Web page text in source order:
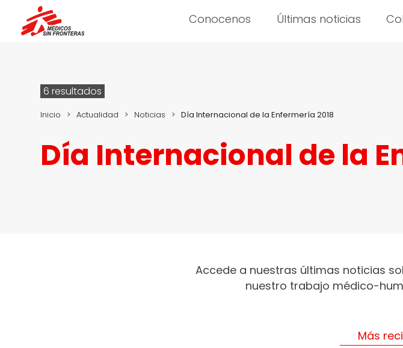
Conocenos Últimas noticias
6 resultados
Inicio > Actualidad > Noticias > Día Internacional de la Enfermería 2018
Día Internacional de la
Accede a nuestras últimas noticias
nuestro trabajo médico-
Más